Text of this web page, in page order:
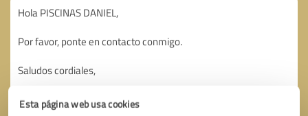
Esta página web usa cookies